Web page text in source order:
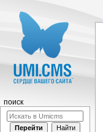
поиск